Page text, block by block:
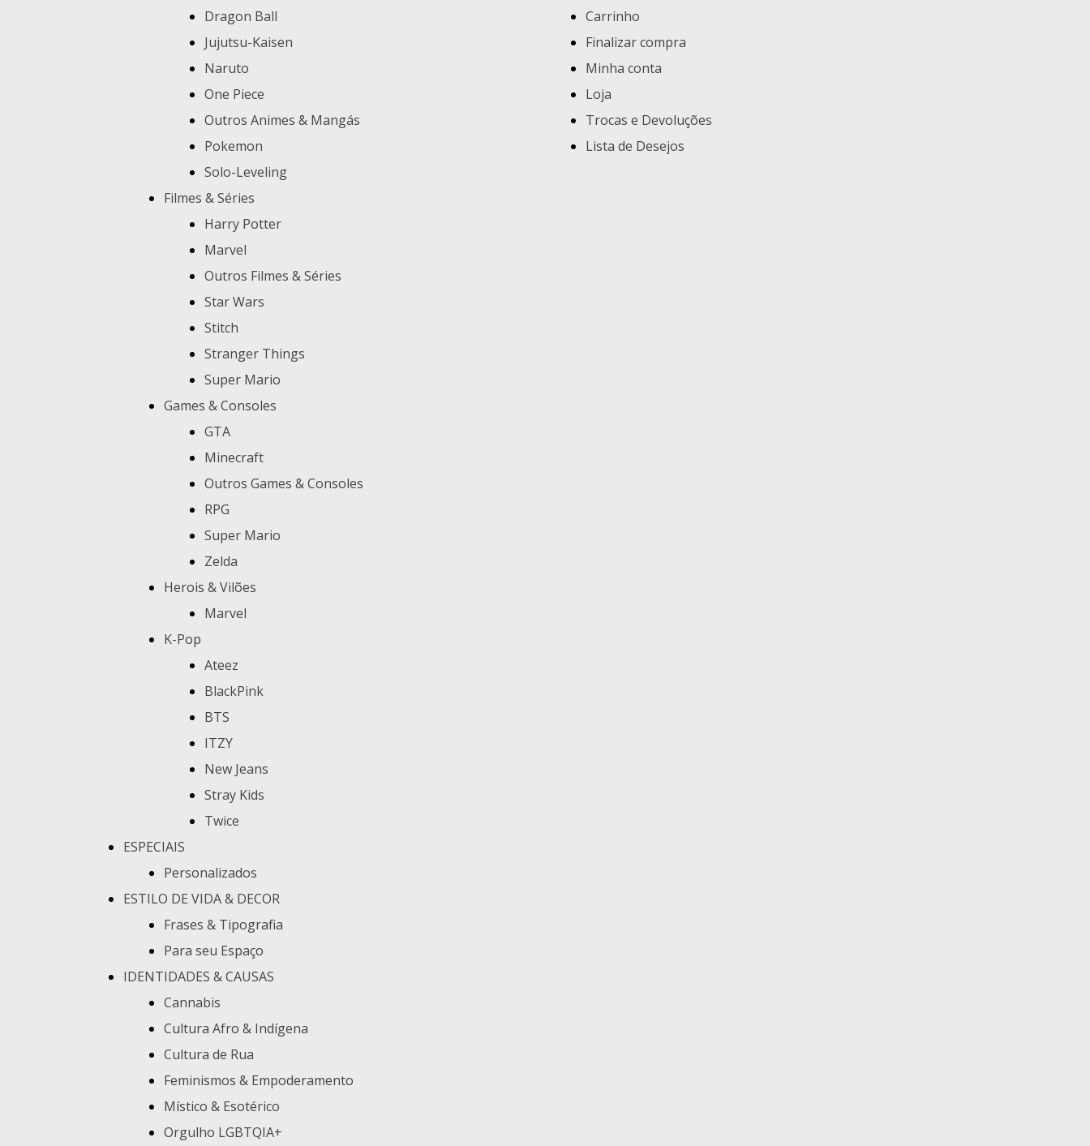
Dragon Ball
Jujutsu-Kaisen
Naruto
One Piece
Outros Animes & Mangás
Pokemon
Solo-Leveling
Filmes & Séries
Harry Potter
Marvel
Outros Filmes & Séries
Star Wars
Stitch
Stranger Things
Super Mario
Games & Consoles
GTA
Minecraft
Outros Games & Consoles
RPG
Super Mario
Zelda
Herois & Vilões
Marvel
K-Pop
Ateez
BlackPink
BTS
ITZY
New Jeans
Stray Kids
Twice
ESPECIAIS
Personalizados
ESTILO DE VIDA & DECOR
Frases & Tipografia
Para seu Espaço
IDENTIDADES & CAUSAS
Cannabis
Cultura Afro & Indígena
Cultura de Rua
Feminismos & Empoderamento
Místico & Esotérico
Orgulho LGBTQIA+
Carrinho
Finalizar compra
Minha conta
Loja
Trocas e Devoluções
Lista de Desejos